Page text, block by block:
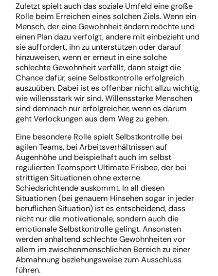
Zuletzt spielt auch das soziale Umfeld eine große
Rolle beim Erreichen eines solchen Ziels. Wenn ein
Mensch, der eine Gewohnheit ändern möchte und
einen Plan dazu verfolgt, andere mit einbezieht und
sie auffordert, ihn zu unterstützen oder darauf
hinzuweisen, wenn er erneut in eine solche
schlechte Gewohnheit verfällt, dann steigt die
Chance dafür, seine Selbstkontrolle erfolgreich
auszuüben. Dabei ist es offenbar nicht allzu wichtig,
wie willensstark wir sind. Willensstarke Menschen
sind demnach nur erfolgreicher, wenn es darum
geht Verlockungen aus dem Weg zu gehen.
Eine besondere Rolle spielt Selbstkontrolle bei
agilen Teams, bei Arbeitsverhältnissen auf
Augenhöhe und beispielhaft auch im selbst
regulierten Teamsport Ultimate Frisbee, der bei
strittigen Situationen ohne externe
Schiedsrichtende auskommt. In all diesen
Situationen (bei genauem Hinsehen sogar in jeder
beruflichen Situation) ist es entscheidend, dass
nicht nur die motivationale, sondern auch die
emotionale Selbstkontrolle gelingt. Ansonsten
werden anhaltend schlechte Gewohnheiten vor
allem im zwischenmenschlichen Bereich zu einer
Abmahnung beziehungsweise zum Ausschluss
führen.